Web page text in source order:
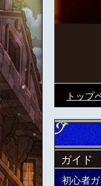
トップ
ガイド
初心者ガ